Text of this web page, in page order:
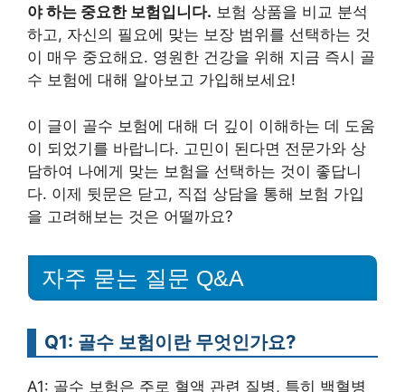
야 하는 중요한 보험입니다. 보험 상품을 비교 분석
하고, 자신의 필요에 맞는 보장 범위를 선택하는 것
이 매우 중요해요. 영원한 건강을 위해 지금 즉시 골
수 보험에 대해 알아보고 가입해보세요!
이 글이 골수 보험에 대해 더 깊이 이해하는 데 도움
이 되었기를 바랍니다. 고민이 된다면 전문가와 상
담하여 나에게 맞는 보험을 선택하는 것이 좋답니
다. 이제 뒷문은 닫고, 직접 상담을 통해 보험 가입
을 고려해보는 것은 어떨까요?
자주 묻는 질문 Q&A
Q1: 골수 보험이란 무엇인가요?
A1: 골수 보험은 주로 혈액 관련 질병, 특히 백혈병